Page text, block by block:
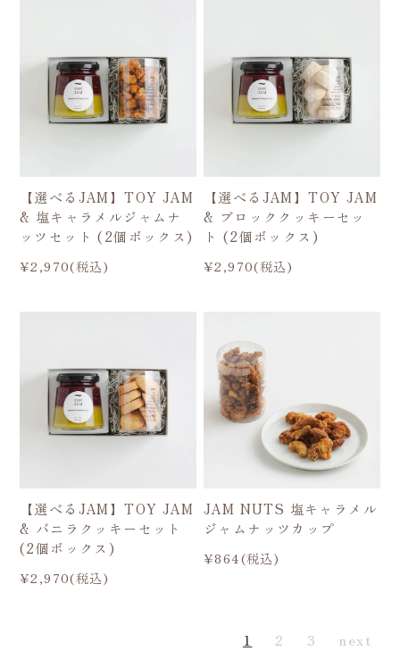
【選べるJAM】TOY JAM
& 塩キャラメルジャムナ
ッツセット (2個ボックス)
¥2,970(税込)
【選べるJAM】TOY JAM
& ブロッククッキーセッ
ト (2個ボックス)
¥2,970(税込)
【選べるJAM】TOY JAM
& バニラクッキーセット
(2個ボックス)
¥2,970(税込)
JAM NUTS 塩キャラメル
ジャムナッツカップ
¥864(税込)
1 2 3 next